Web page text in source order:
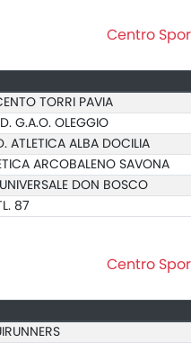
Centro
TORRI PAVIA
G.A.O. OLEGGIO
ATLETICA ALBA DOCILIA
ARCOBALENO SAVONA
DON BOSCO
87
Centro